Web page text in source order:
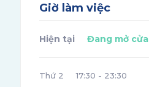
Giờ làm việc
Hiện tại Đang mở cửa
Thứ 2 17:30 - 23:30